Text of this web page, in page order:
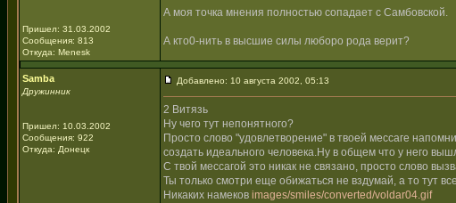
Пришел: 31.03.2002
Сообщения: 813
Откуда: Menesk
А моя точка мнения полностью сопадает с Самбовской.
А кто0-нить в высшие силы люборо рода верит?
Samba
Дружинник
Пришел: 10.03.2002
Сообщения: 922
Откуда: Донецк
Добавлено: 10 августа 2002, 05:13
2 Витязь
Ну чего тут непонятного?
Просто слово "удовлетворение" в твоей мессаге
создать идеального человека.Ну в общем что у него
С твой мессагой это никак не связано, просто слово
Ты только смотри еще обижаться не вздумай, а то тут
Никаких намеков images/smiles/converted/voldar04.gif